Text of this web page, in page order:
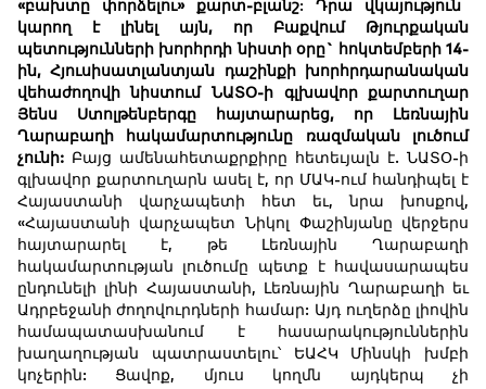
«բախտը փորձելու» քարտ-բլանշ:Դրա
վկայություն
կարող
է լինել այն, որ Բաքվում
Թյուրքական
պետությունների խորհրդի նիստի օրը ` հոկտեմբերի14-
ին,Հյուսիսատլանտյան դաշինքի
խորհրդարանական
վեհաժողովի
նիստում ՆԱՏՕ- ի գլխավոր
քարտուղար
Յենս
Ստոլթենբերգը հայտարարեց, որ
Լեռնային
Ղարաբաղի
հակամարտությունը ռազմական
լուծում
չունի:Բայց ամենահետաքրքիրը հետեւյալն է. ՆԱՏՕ-ի
գլխավոր քարտուղարն ասել է, որ ՄԱԿ-ում հանդիպել է
Հայաստանի վարչապետի հետ եւ, նրա խոսքով,
«Հայաստանի վարչապետ Նիկոլ Փաշինյանը վերջերս
հայտարարել է, թե Լեռնային Ղարաբաղի
հակամարտության լուծումը պետք է հավասարապես
ընդունելի լինի Հայաստանի, Լեռնային Ղարաբաղի եւ
Ադրբեջանի ժողովուրդների համար: Այդ ուղերձը լիովին
համապատասխանում է հասարակություններին
խաղաղության պատրաստելու՝ ԵԱՀԿ Մինսկի խմբի
կոչերին: Ցավոք, մյուս կողմն այդկերպ չի